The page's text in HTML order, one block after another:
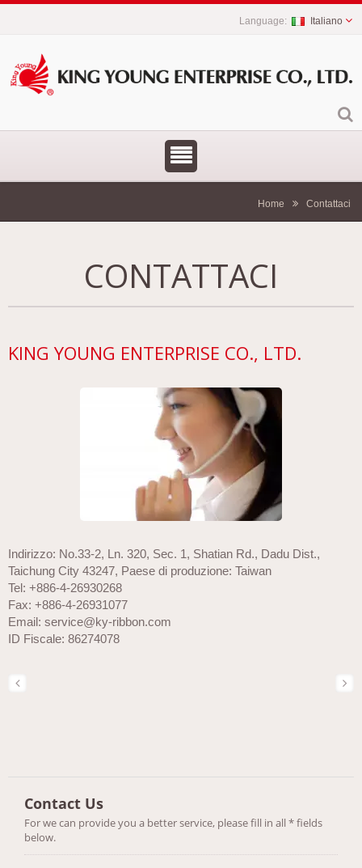
Italiano
Home Contattaci
CONTATTACI
KING YOUNG ENTERPRISE CO., LTD.
Indirizzo: No.33-2, Ln. 320, Sec. 1, Shatian Rd., Dadu Dist.,
Taichung City 43247, Paese di produzione: Taiwan
Tel: +886-4-26930268
Fax: +886-4-26931077
Email: service@ky-ribbon.com
ID Fiscale: 86274078